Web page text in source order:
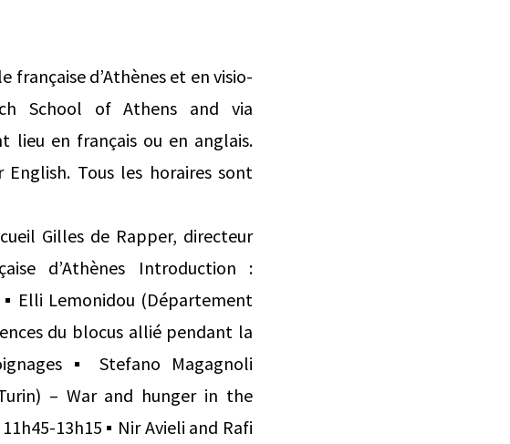
française d’Athènes et en visio-
School of Athens and via
lieu en français ou en anglais.
Tous les horaires sont
Gilles de Rapper, directeur
d’Athènes Introduction :
▪ Elli Lemonidou (Département
du blocus allié pendant la
▪ Stefano Magagnoli
– War and hunger in the
13h15 ▪ Nir Avieli and Rafi